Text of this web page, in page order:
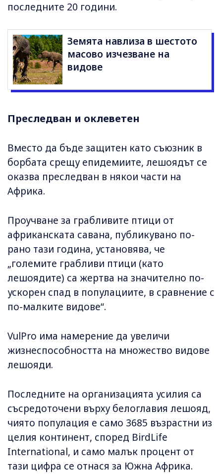
последните 20 години.
Земята навлиза в шестото
масово изчезване на
видове
Преследван и оклеветен
Вместо да бъде защитен като съюзник в
борбата срещу епидемиите, лешоядът се
оказва преследван в някои части на
Африка.
Проучване за грабливите птици от
африканската савана, публикувано по-
рано тази година, установява, че
„големите грабливи птици (като
лешоядите) са жертва на значително по-
ускорен спад в популациите, в сравнение с
по-малките видове“.
VulPro има намерение да увеличи
жизнеспособността на множество видове
лешояди.
Последните на организацията усилия са
съсредоточени върху белоглавия лешояд,
чиято популация е само 3685 възрастни из
целия континент, според BirdLife
International, и само малък процент от
тази цифра се отнася за Южна Африка.